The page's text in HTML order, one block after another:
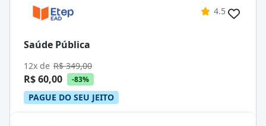
4.5
Saúde Pública
12x de R$ 349,00
R$ 60,00 -83%
PAGUE DO SEU JEITO